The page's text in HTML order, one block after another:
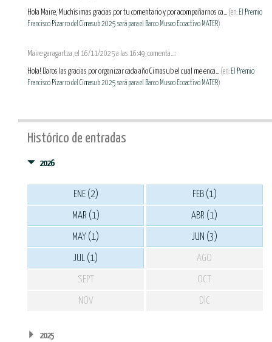
Hola Maire, Muchísimas gracias por tu comentario y por acompañarnos ca... (en: El Premio
Francisco Pizarro del Cimasub 2025 será para el Barco Museo Ecoactivo MATER)
Maire garagartza, el 16/11/2025 a las 16:49, comenta...:
Hola! Daros las gracias por organizar cada año Cimasub el cual me enca... (en: El Premio
Francisco Pizarro del Cimasub 2025 será para el Barco Museo Ecoactivo MATER)
Histórico de entradas
2026
ENE (2) FEB (1)
MAR (1) ABR (1)
MAY (1) JUN (3)
JUL (1) AGO
SEPT OCT
NOV DIC
2025